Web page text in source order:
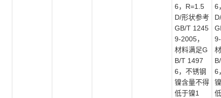
6，R=1.5
D/形状参考
GB/T 1245
9-2005，
材料满足G
B/T 1497
6，不锈钢
镍含量不得
低于镍1
6
6